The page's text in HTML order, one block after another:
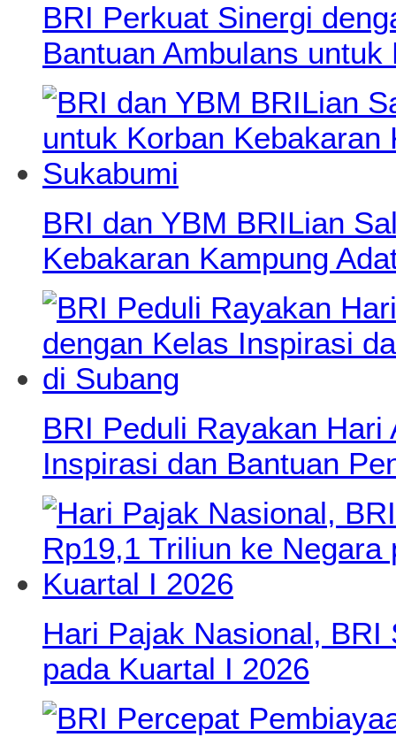
BRI Perkuat Sinergi
Bantuan Ambulans
BRI dan YBM BRILian
Kebakaran Kampung
BRI Peduli Rayakan
Inspirasi dan Bantuan
Hari Pajak Nasional, BRI
pada Kuartal I 2026